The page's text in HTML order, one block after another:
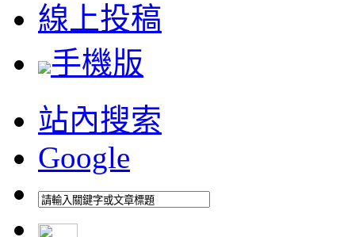
線上投稿
手機版
站內搜索
Google